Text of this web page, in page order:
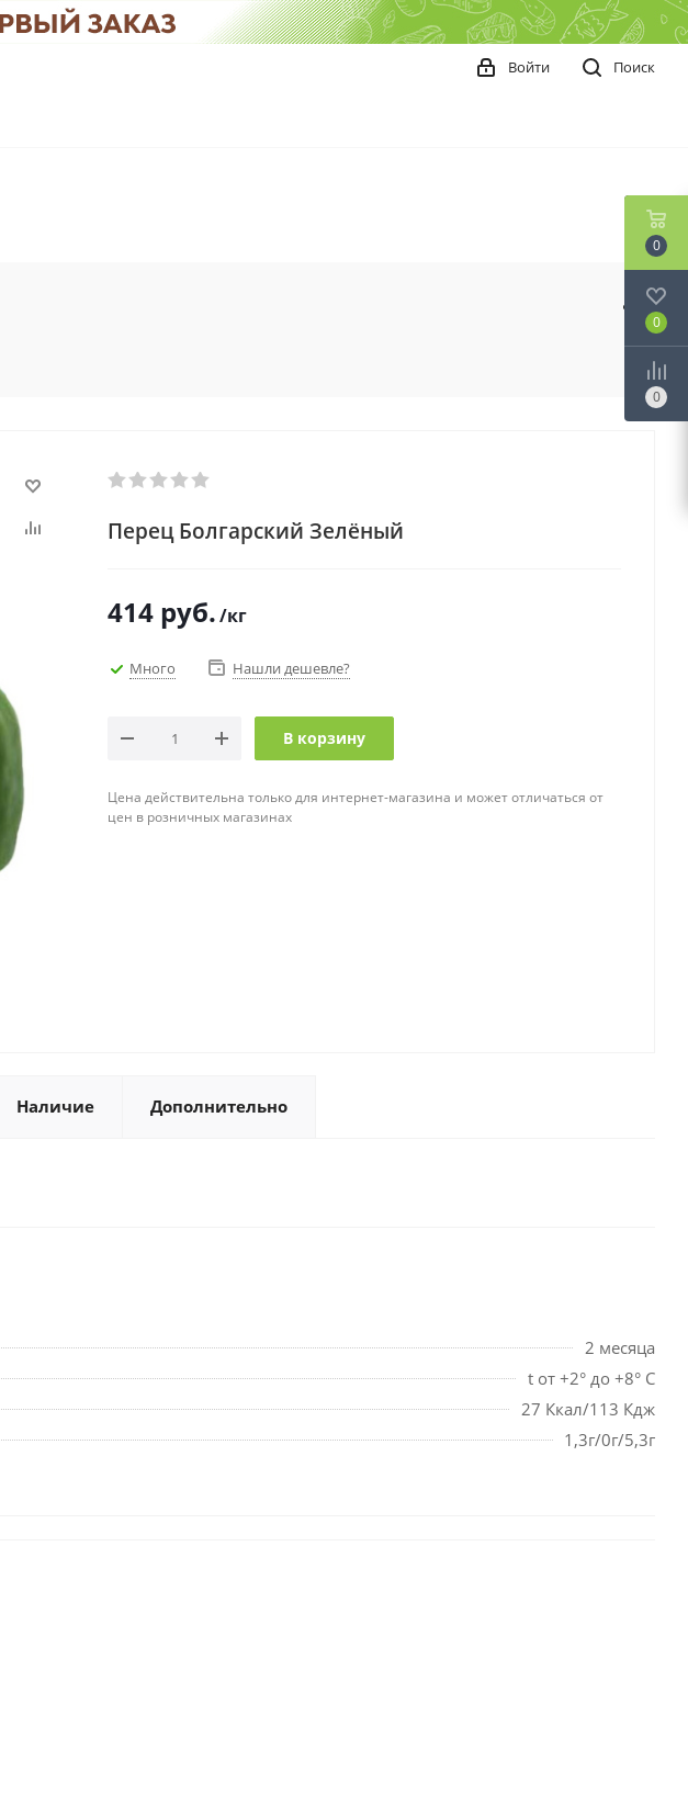
Поиск
Войти
Перец Болгарский Зелёный
414 руб./кг
Много Нашли дешевле?
В корзину
Цена действительна только для интернет-магазина и может отличаться от
цен в розничных магазинах
Наличие Дополнительно
2 месяца
t от +2° до +8° С
27 Ккал/113 Кдж
1,3г/0г/5,3г
0
0
0